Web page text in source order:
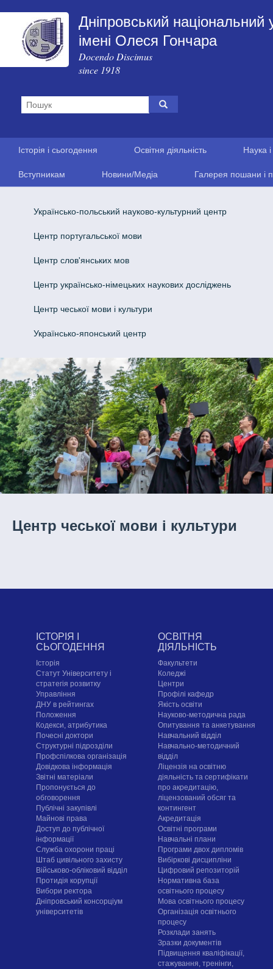
Дніпровський національний
імені Олеся Гончара
Docendo Discimus
since 1918
Історія і сьогодення Освітня діяльність Наука
Вступникам Новини/Медіа Галерея пошани і
Українсько-польський науково-культурний центр
Центр португальської мови
Центр слов'янських мов
Центр українсько-німецьких наукових досліджень
Центр чеської мови і культури
Українсько-японський центр
Центр чеської мови і культури
ІСТОРІЯ І
СЬОГОДЕННЯ
Історія
Статут Університету і
стратегія розвитку
Управління
ДНУ в рейтингах
Положення
Кодекси, атрибутика
Почесні доктори
Структурні підрозділи
Профспілкова організація
Довідкова інформація
Звітні матеріали
Пропонується до
обговорення
Публічні закупівлі
Майнові права
Доступ до публічної
інформації
Служба охорони праці
Штаб цивільного захисту
Військово-обліковий відділ
Протидія корупції
Вибори ректора
Дніпровський консорціум
університетів
ОСВІТНЯ
ДІЯЛЬНІСТЬ
Факультети
Коледжі
Центри
Профілі кафедр
Якість освіти
Науково-методична рада
Опитування та анкетування
Навчальний відділ
Навчально-методичний
відділ
Ліцензія на освітню
діяльність та сертифікати
про акредитацію,
ліцензований обсяг та
контингент
Акредитація
Освітні програми
Навчальні плани
Програми двох дипломів
Вибіркові дисципліни
Цифровий репозиторій
Нормативна база
освітнього процесу
Мова освітнього процесу
Організація освітнього
процесу
Розклади занять
Зразки документів
Підвищення кваліфікації,
стажування, тренінги,